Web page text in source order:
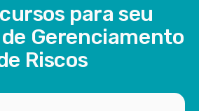
para seu
Gerenciamento
Riscos